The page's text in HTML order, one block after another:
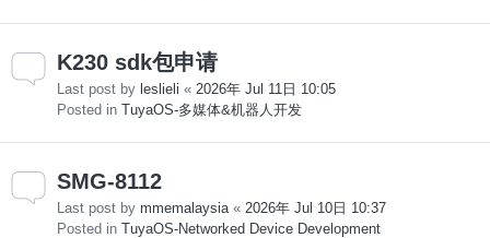
K230 sdk包申请
Last post by leslieli « 2026年 Jul 11日 10:05
Posted in TuyaOS-多媒体&机器人开发
SMG-8112
Last post by mmemalaysia « 2026年 Jul 10日 10:37
Posted in TuyaOS-Networked Device Development